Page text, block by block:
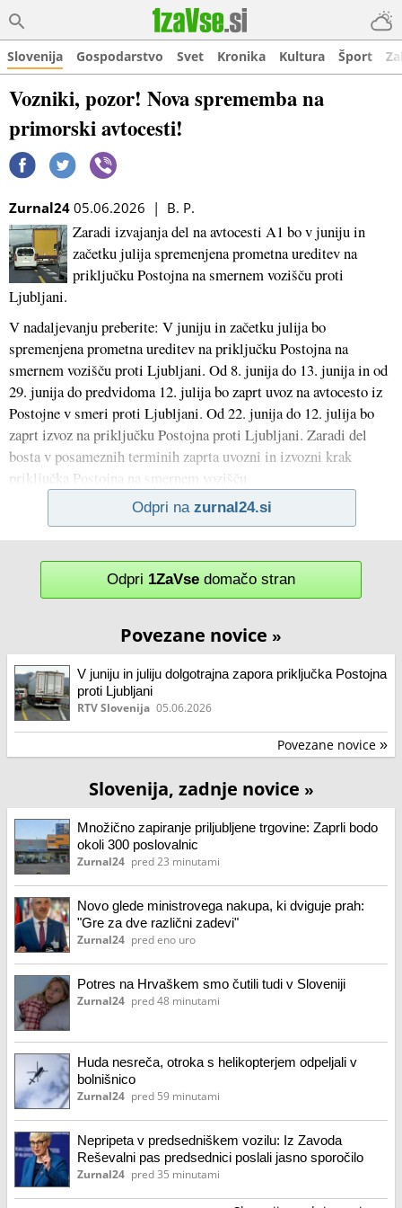
Slovenija Gospodarstvo Svet Kronika Kultura Šport
Vozniki, pozor! Nova sprememba na
primorski avtocesti!
Zurnal24 05.06.2026 | B. P.
Zaradi izvajanja del na avtocesti A1 bo v juniju in
začetku julija spremenjena prometna ureditev na
priključku Postojna na smernem vozišču proti
Ljubljani.
V nadaljevanju preberite: V juniju in začetku julija bo
spremenjena prometna ureditev na priključku Postojna na
smernem vozišču proti Ljubljani. Od 8. junija do 13. junija in od
29. junija do predvidoma 12. julija bo zaprt uvoz na avtocesto iz
Postojne v smeri proti Ljubljani. Od 22. junija do 12. julija bo
zaprt izvoz na priključku Postojna proti Ljubljani. Zaradi del
bosta v posameznih terminih zaprta uvozni in izvozni krak
priključka Postojna na smernem vozišču
Odpri na zurnal24.si
Odpri 1ZaVse domačo stran
Povezane novice »
V juniju in juliju dolgotrajna zapora priključka Postojna
proti Ljubljani
RTV Slovenija 05.06.2026
Povezane novice »
Slovenija, zadnje novice »
Množično zapiranje priljubljene trgovine: Zaprli bodo
okoli 300 poslovalnic
Zurnal24 pred 23 minutami
Novo glede ministrovega nakupa, ki dviguje prah:
"Gre za dve različni zadevi"
Zurnal24 pred eno uro
Potres na Hrvaškem smo čutili tudi v Sloveniji
Zurnal24 pred 48 minutami
Huda nesreča, otroka s helikopterjem odpeljali v
bolnišnico
Zurnal24 pred 59 minutami
Nepripeta v predsedniškem vozilu: Iz Zavoda
Reševalni pas predsednici poslali jasno sporočilo
Zurnal24 pred 35 minutami